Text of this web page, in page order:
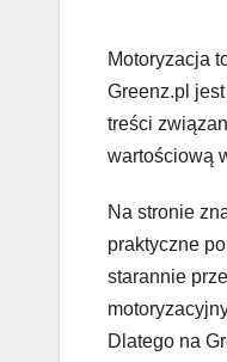
Motoryzacja
Greenz.pl
treści
wartościową
Na stronie
praktyczne
starannie
Dlatego na